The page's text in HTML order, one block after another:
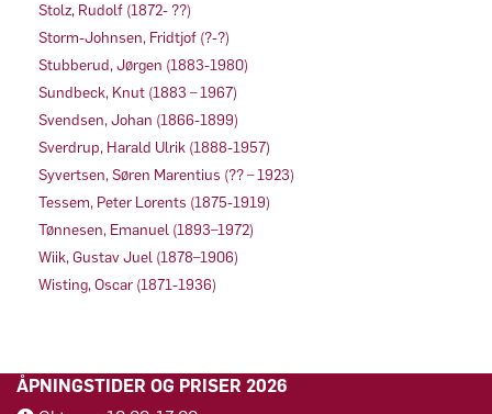
Stolz, Rudolf (1872- ??)
Storm-Johnsen, Fridtjof (?-?)
Stubberud, Jørgen (1883-1980)
Sundbeck, Knut (1883 – 1967)
Svendsen, Johan (1866-1899)
Sverdrup, Harald Ulrik (1888-1957)
Syvertsen, Søren Marentius (?? – 1923)
Tessem, Peter Lorents (1875-1919)
Tønnesen, Emanuel (1893–1972)
Wiik, Gustav Juel (1878–1906)
Wisting, Oscar (1871-1936)
ÅPNINGSTIDER OG PRISER 2026